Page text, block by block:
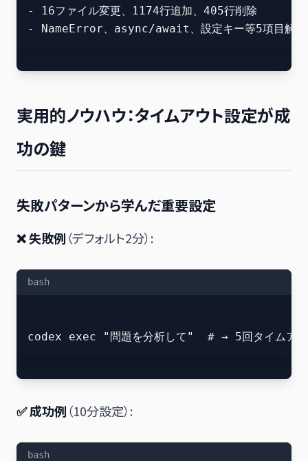
- 16ファイル変更、1174行追加、405行削除
実用的ノウハウ：タイムアウト設定が成
功の鍵
失敗パターンから学んだ重要設定
❌ 失敗例（デフォルト2分）:
bash
✅ 成功例（10分設定）:
bash